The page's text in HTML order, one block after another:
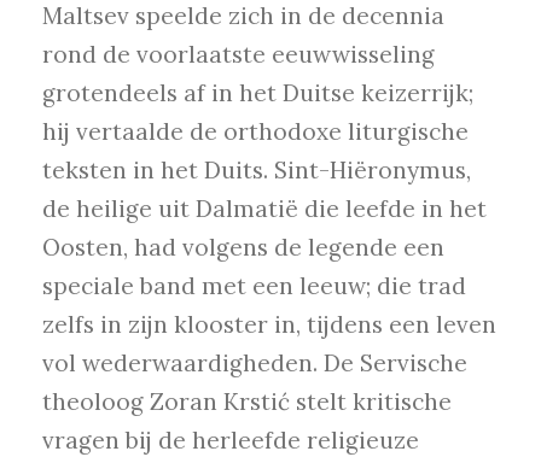
Maltsev speelde zich in de decennia
rond de voorlaatste eeuwwisseling
grotendeels af in het Duitse keizerrijk;
hij vertaalde de orthodoxe liturgische
teksten in het Duits. Sint-Hiëronymus,
de heilige uit Dalmatië die leefde in het
Oosten, had volgens de legende een
speciale band met een leeuw; die trad
zelfs in zijn klooster in, tijdens een leven
vol wederwaardigheden. De Servische
theoloog Zoran Krstić stelt kritische
vragen bij de herleefde religieuze